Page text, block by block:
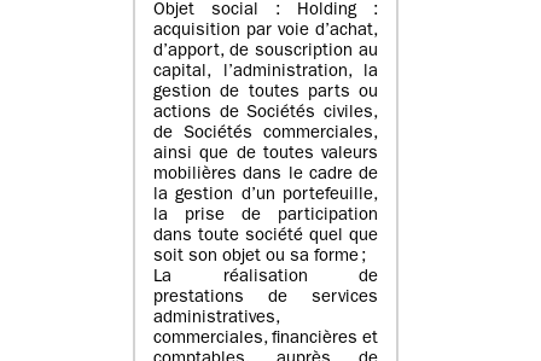
Objet social : Holding :
acquisition par voie d’achat,
d’apport, de souscription au
capital, l’administration, la
gestion de toutes parts ou
actions de Sociétés civiles,
de Sociétés commerciales,
ainsi que de toutes valeurs
mobilières dans le cadre de
la gestion d’un portefeuille,
la prise de participation
dans toute société quel que
soit son objet ou sa forme ;
La réalisation de
prestations de services
administratives,
commerciales, financières et